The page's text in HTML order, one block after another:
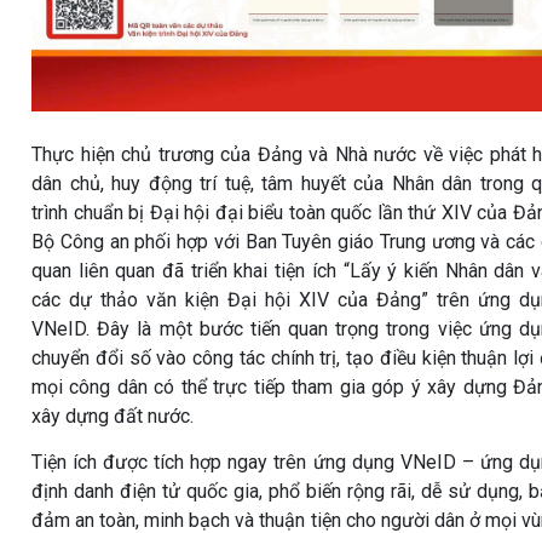
Thực hiện chủ trương của Đảng và Nhà nước về việc phát
dân chủ, huy động trí tuệ, tâm huyết của Nhân dân trong
trình chuẩn bị Đại hội đại biểu toàn quốc lần thứ XIV của
Bộ Công an phối hợp với Ban Tuyên giáo Trung ương và các
quan liên quan đã triển khaitiện ích “Lấy ý kiến Nhân dân
các dự thảo văn kiện Đại hội XIV của Đảng” trên ứng
VNeID. Đây là một bước tiến quan trọng trong việc ứng
chuyển đổi số vào công tác chính trị, tạo điều kiện thuận lợi
mọi công dân có thể trực tiếp tham gia góp ý xây dựng
xây dựng đất nước.
Tiện ích được tích hợp ngay trên ứng dụng VNeID – ứng
định danh điện tử quốc gia, phổ biến rộng rãi, dễ sử dụng,
đảm an toàn, minh bạch và thuận tiện cho người dân ở mọi